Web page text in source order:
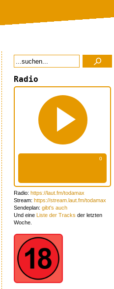
Radio
Radio: https://laut.fm/todamax
Stream: https://stream.laut.fm/todamax
Sendeplan: gibt's auch
Und eine Liste der Tracks der letzten
Woche.